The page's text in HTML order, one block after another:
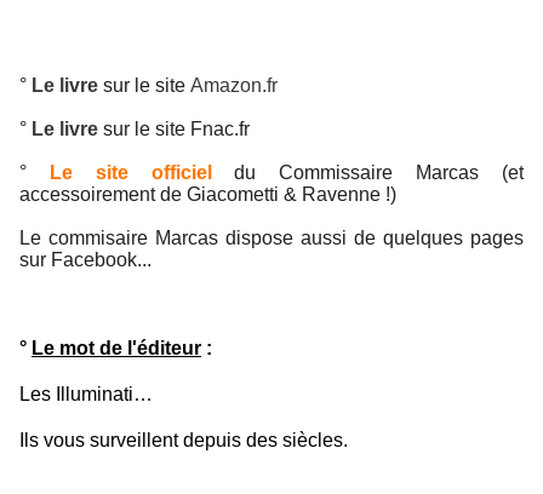
° Le livre sur le site Amazon.fr
° Le livre sur le site Fnac.fr
° Le site officiel
du Commissaire Marcas (et
accessoirement de Giacometti & Ravenne !)
Le commisaire Marcas dispose aussi de quelques pages
sur Facebook...
° Le mot de l'éditeur :
Les Illuminati…
Ils vous surveillent depuis des siècles.